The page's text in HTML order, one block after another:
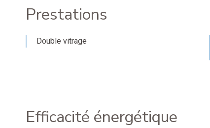
Prestations
Double vitrage
Efficacité énergétique